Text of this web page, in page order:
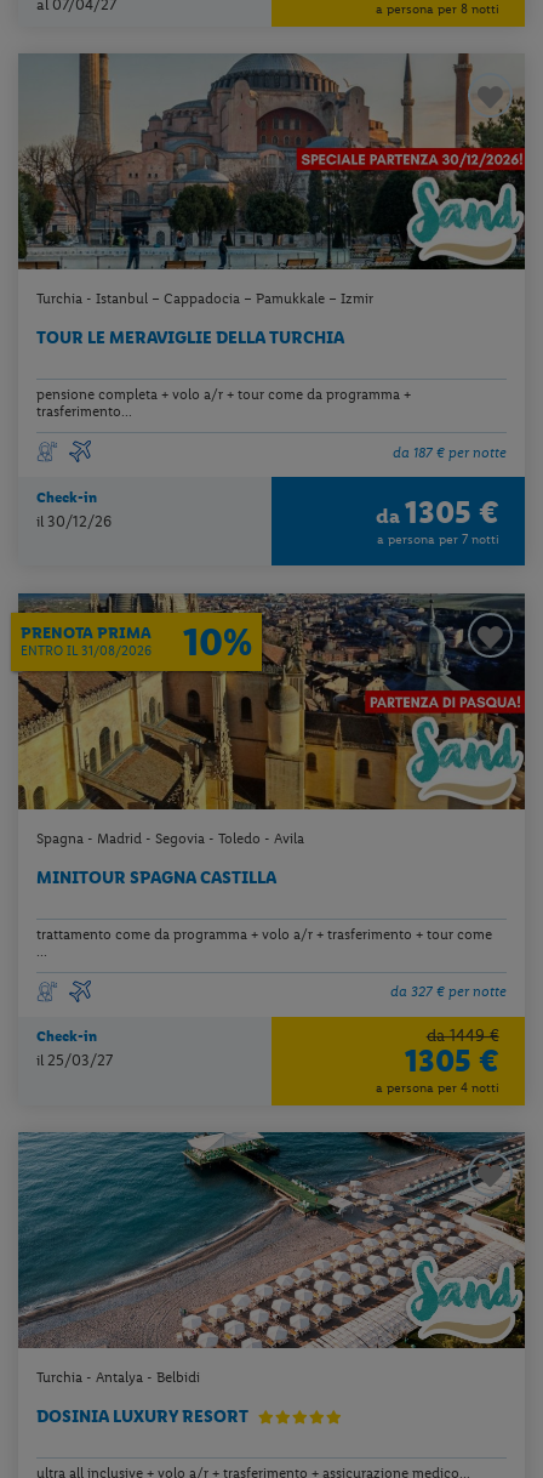
al 07/04/27
a persona per 8 notti
Turchia - Istanbul – Cappadocia – Pamukkale – Izmir
TOUR LE MERAVIGLIE DELLA TURCHIA
pensione completa + volo a/r + tour come da programma +
trasferimento...
da 187 € per notte
Check-in
il 30/12/26 da 1305 €
a persona per 7 notti
PRENOTA PRIMA
ENTRO IL 31/08/2026 10%
Spagna - Madrid - Segovia - Toledo - Avila
MINITOUR SPAGNA CASTILLA
trattamento come da programma + volo a/r + trasferimento + tour come
da 327 € per notte
Check-in
il 25/03/27
da 1449 €
1305 €
a persona per 4 notti
Turchia - Antalya - Belbidi
DOSINIA LUXURY RESORT
ultra all inclusive + volo a/r + trasferimento + assicurazione medico...